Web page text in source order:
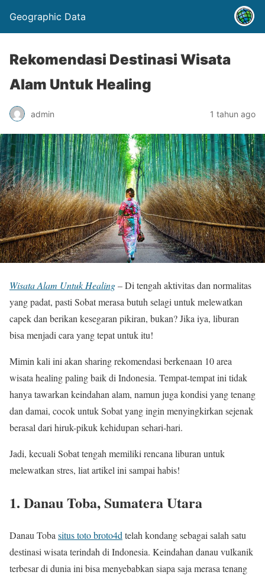
Geographic Data
Rekomendasi Destinasi Wisata
Alam Untuk Healing
admin 1 tahun ago
Wisata Alam Untuk Healing– Di tengah aktivitas dan normalitas
yang padat, pasti Sobat merasa butuh selagi untuk melewatkan
capek dan berikan kesegaran pikiran, bukan? Jika iya, liburan
bisa menjadi cara yang tepat untuk itu!
Mimin kali ini akan sharing rekomendasi berkenaan 10 area
wisata healing paling baik di Indonesia. Tempat-tempat ini tidak
hanya tawarkan keindahan alam, namun juga kondisi yang tenang
dan damai, cocok untuk Sobat yang ingin menyingkirkan sejenak
berasal dari hiruk-pikuk kehidupan sehari-hari.
Jadi, kecuali Sobat tengah memiliki rencana liburan untuk
melewatkan stres, liat artikel ini sampai habis!
1. Danau Toba, Sumatera Utara
Danau Toba situs toto broto4d telah kondang sebagai salah satu
destinasi wisata terindah di Indonesia. Keindahan danau vulkanik
terbesar di dunia ini bisa menyebabkan siapa saja merasa tenang